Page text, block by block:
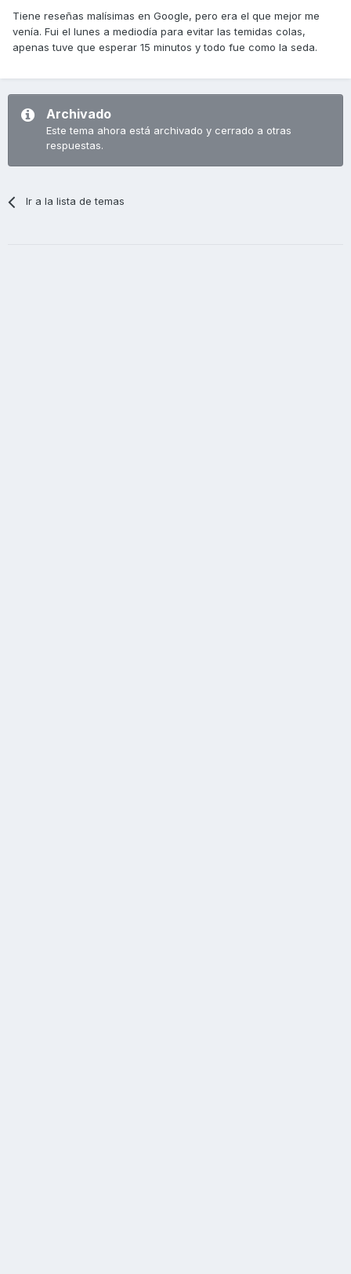
Tiene reseñas malísimas en Google, pero era el que mejor me
venía. Fui el lunes a mediodía para evitar las temidas colas,
apenas tuve que esperar 15 minutos y todo fue como la seda.
Archivado
Este tema ahora está archivado y cerrado a otras
respuestas.
Ir a la lista de temas